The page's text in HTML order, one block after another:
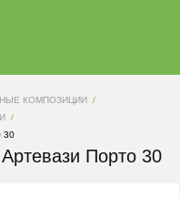
КОМПОЗИЦИИ
30
Порто 30